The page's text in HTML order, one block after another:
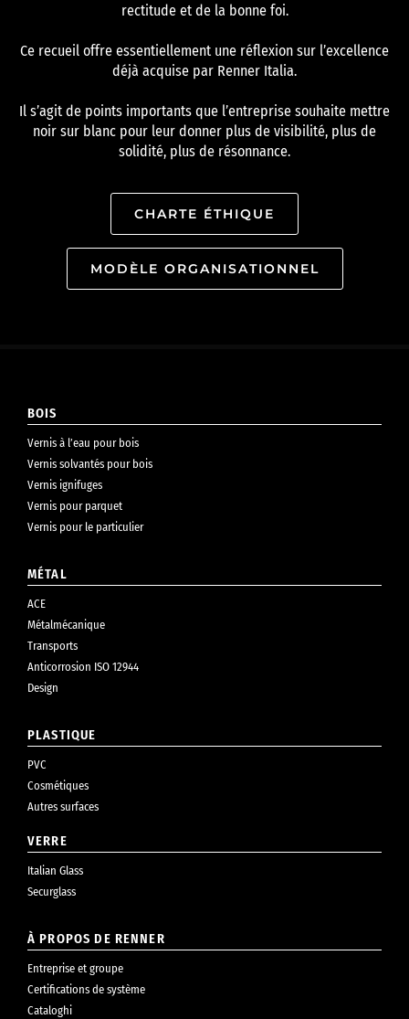
rectitude et de la bonne foi.
Ce recueil offre essentiellement une réflexion sur l’excellence
déjà acquise par Renner Italia.
Il s’agit de points importants que l’entreprise souhaite mettre
noir sur blanc pour leur donner plus de visibilité, plus de
solidité, plus de résonnance.
CHARTE ÉTHIQUE
MODÈLE ORGANISATIONNEL
BOIS
Vernis à l’eau pour bois
Vernis solvantés pour bois
Vernis ignifuges
Vernis pour parquet
Vernis pour le particulier
MÉTAL
ACE
Métalmécanique
Transports
Anticorrosion ISO 12944
Design
PLASTIQUE
PVC
Cosmétiques
Autres surfaces
VERRE
Italian Glass
Securglass
À PROPOS DE RENNER
Entreprise et groupe
Certifications de système
Cataloghi